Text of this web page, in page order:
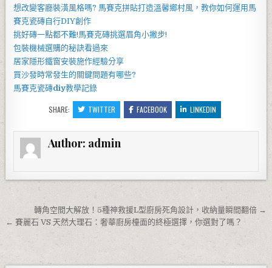
想改變客廳裝潢風格嗎? 馬賽克拼貼打造溫馨鄉村風，教你如何運用 馬
賽克瓷磚自行DIY創作
挑好磚一點都不難!馬賽克磚挑選眉角小撇步!
包裝機械選購的秘訣看過來
居家隱形鐵窗安裝施作經驗分享
買沙發時常發生的關鍵問題有哪些?
馬賽克瓷磚diy教學記錄
SHARE: TWITTER FACEBOOK LINKEDIN
Author: admin
文章導覽
轉角空間大解放！5種神救援L型廚房死角設計，收納量瞬間翻倍 →
← 賽麗石 VS 天然大理石：奢華廚房檯面的終極選擇，你選對了嗎？